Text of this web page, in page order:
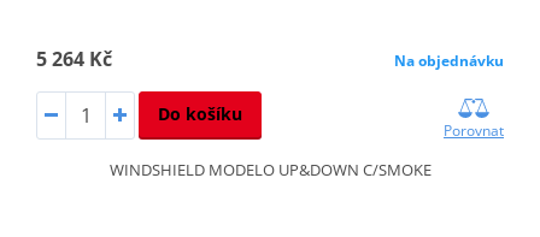
5 264 Kč Na objednávku
Do košíku
Porovnat
WINDSHIELD MODELO UP&DOWN C/SMOKE